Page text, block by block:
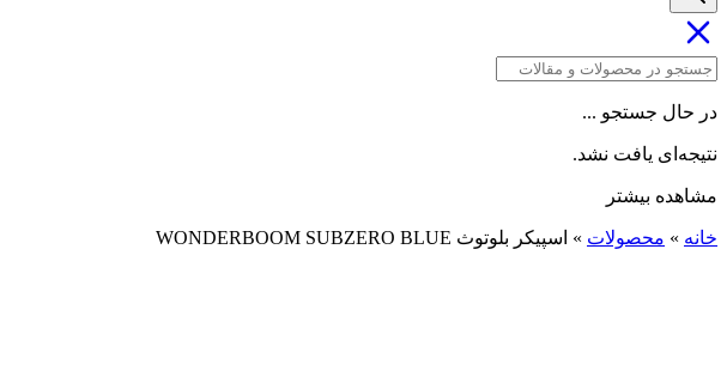
در حال جستجو ...
نتیجه‌ای یافت نشد.
مشاهده بیشتر
خانه » محصولات » اسپیکر بلوتوث WONDERBOOM SUBZERO BLUE